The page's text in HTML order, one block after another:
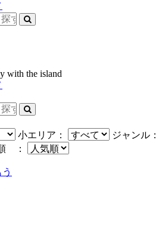
with the island
小エリア：
ジャンル：
：